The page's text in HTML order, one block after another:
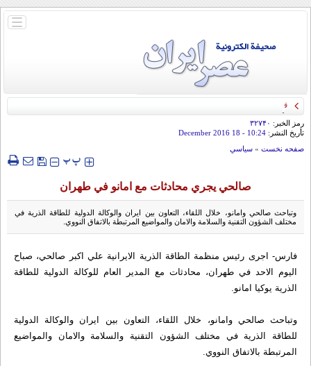
باز
قائد الحرس الثوري: إيران ستدمر أمريكا وإسرائيل والسعودية إذا تجاوزت خطوط طهران
الحمراء
رمز الخبر: ۳۲۷۴۰
تأريخ النشر: 10:24
- 18 December 2016
صفحه نخست » سياسي
‍‍‍ پپ
صالحي يجري محادثات مع امانو في طهران
وتباحث صالحي وامانو، خلال اللقاء، التعاون بين ايران والوكالة الدولية للطاقة الذرية في
مختلف الشؤون التقنية والسلامة والامان والمواضيع المرتبطة بالاتفاق النووي.
فارس- اجرى رئيس منظمة الطاقة الذرية الايرانية علي اكبر صالحي، صباح
اليوم الاحد في طهران، محادثات مع المدير العام للوكالة الدولية للطاقة
الذرية يوكيا امانو.
وتباحث صالحي وامانو، خلال اللقاء، التعاون بين ايران والوكالة الدولية
للطاقة الذرية في مختلف الشؤون التقنية والسلامة والامان والمواضيع
المرتبطة بالاتفاق النووي.